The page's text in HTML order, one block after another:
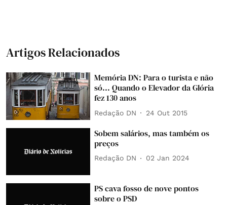
Artigos Relacionados
Memória DN: Para o turista e não
só... Quando o Elevador da Glória
fez 130 anos
Redação DN 24 Out 2015
Sobem salários, mas também os
preços
Redação DN 02 Jan 2024
PS cava fosso de nove pontos
sobre o PSD